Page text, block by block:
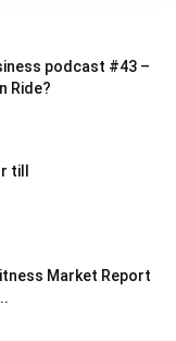
podcast #43 –
Ride?
till
Market Report